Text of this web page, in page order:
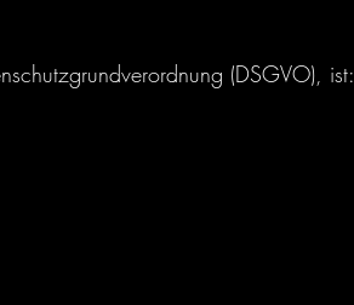
(DSGVO), ist: